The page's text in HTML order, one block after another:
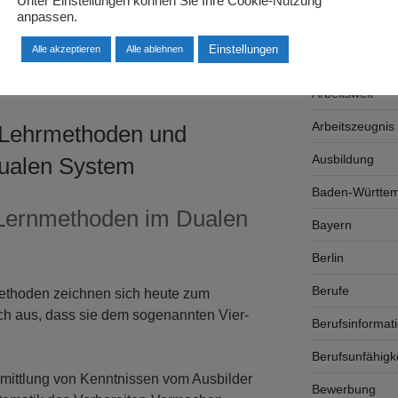
und
System
im Dualen
zeichnen sich heute zum
aus, dass sie dem sogenannten Vier-
von Kenntnissen vom Ausbilder
Arbeitswelt
Arbeitszeugnis
Ausbildung
Baden-
Bayern
Berlin
Berufe
Bewerbung
anpassen.
Alle akzeptieren Alle ablehnen Einstellungen